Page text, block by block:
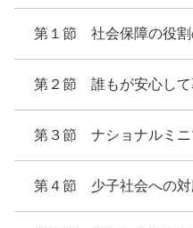
第１節 社会保障の役割
第２節 誰もが安心して
第３節 ナショナルミニ
第４節 少子社会への対